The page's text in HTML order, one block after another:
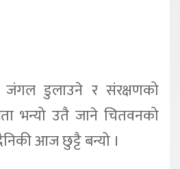
डुलाउने र संरक्षणको
भन्यो उतै जाने चितवनको
आज छुट्टै बन्यो ।